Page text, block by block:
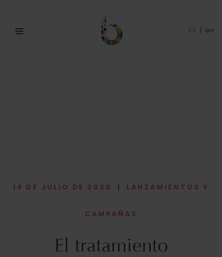
ES / en
14 DE JULIO DE 2020 | LANZAMIENTOS Y
CAMPAÑAS
El tratamiento